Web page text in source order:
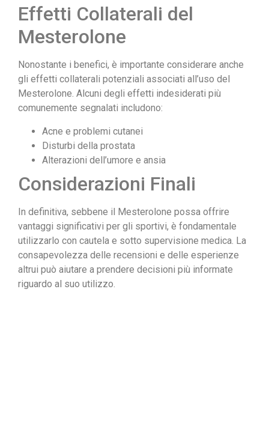
Effetti Collaterali del
Mesterolone
Nonostante i benefici, è importante considerare anche
gli effetti collaterali potenziali associati all’uso del
Mesterolone. Alcuni degli effetti indesiderati più
comunemente segnalati includono:
Acne e problemi cutanei
Disturbi della prostata
Alterazioni dell’umore e ansia
Considerazioni Finali
In definitiva, sebbene il Mesterolone possa offrire
vantaggi significativi per gli sportivi, è fondamentale
utilizzarlo con cautela e sotto supervisione medica. La
consapevolezza delle recensioni e delle esperienze
altrui può aiutare a prendere decisioni più informate
riguardo al suo utilizzo.